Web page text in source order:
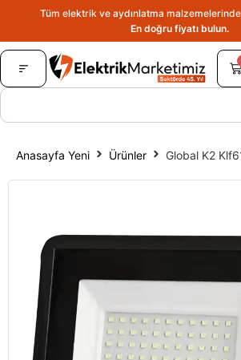
Tüm elektrik ve aydınlatma
En doğru fiyatı bulun.
Anasayfa Yeni Ürünler Global K2